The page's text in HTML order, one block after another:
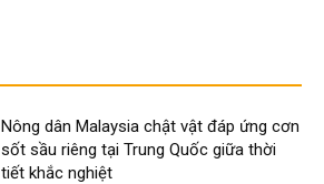
Nông dân Malaysia chật vật đáp ứng cơn
sốt sầu riêng tại Trung Quốc giữa thời
tiết khắc nghiệt